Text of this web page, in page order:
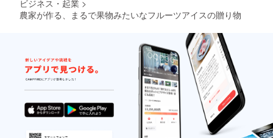
ビジネス・起業 >
農家が作る、まるで果物みたいなフルーツアイスの贈り物